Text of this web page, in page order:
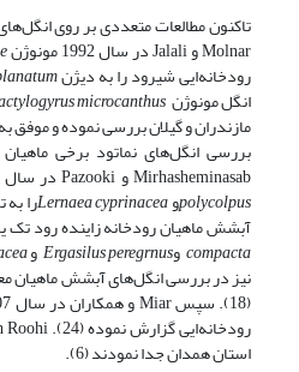
تاکنون مطالعات متعددی بر روی
Molnar و Jalali در سال 1992 مونوژن
رودخانه‌ایی شیرود را به دیژن
انگل مونوژن
مازندران و گیلان بررسی نموده و موفق
بررسی انگل‌های نماتود برخی
Mirhasheminasab و Pazooki در سال 2002 آلودگی‌های انگلی ماهیان سد مهاباد را مورد بررسی قرار داده و سخت­ پوستان انگل خارجی
polycolpusوLernaea cyprinacea
آبشش ماهیان رودخانه زاینده رود تک
compactaو Ergasilusperegrnus و
نیز در بررسی انگل‌های آبشش
(18). سپس Miar و همکاران در سال 2007 در بررسی آلودگی انگلی ماهیان دریاچه ولشت و رودخانه چالوس انگل تک یاخته
رودخانه‌ایی گزارش نموده (24). Daghigh Roohi و همکاران در سال 2015 اولین مورد از آلودگی ماهی سفید رودخانه‌ایی به انگل
استان همدان جدا نمودند (6).